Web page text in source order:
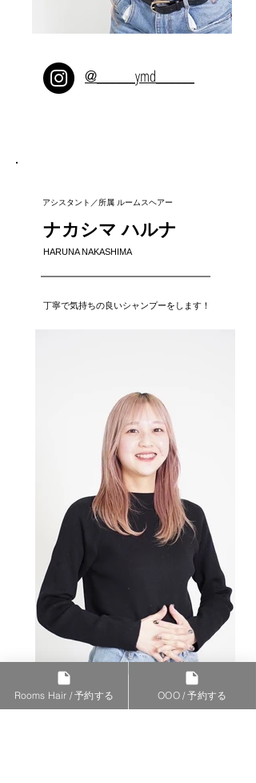
@ ______ymd______
アシスタント／所属 ルームスヘアー
ナカシマ ハルナ
HARUNA NAKASHIMA
丁寧で気持ちの良いシャンプーをします！
Rooms Hair / 予約する OOO / 予約する